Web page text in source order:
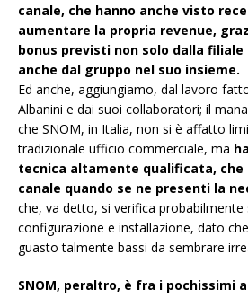
canale, che hanno anche visto
aumentare la propria revenue,
bonus previsti non solo dalla
anche dal gruppo nel suo insieme.
Ed anche, aggiungiamo, dal lavoro
Albanini e dai suoi collaboratori; il
che SNOM, in Italia, non si è affatto
tradizionale ufficio commerciale, ma
tecnica altamente qualificata,
canale quando se ne presenti la
che, va detto, si verifica probabilmente
configurazione e installazione, dato
guasto talmente bassi da sembrare
SNOM, peraltro, è fra i pochissimi